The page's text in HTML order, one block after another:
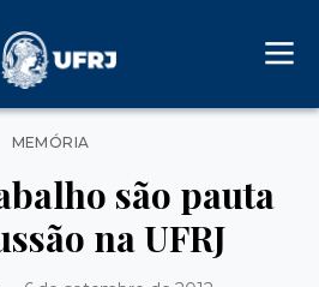
Categorias
MEMÓRIA
são pauta
na UFRJ